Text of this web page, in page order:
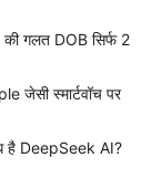
गलत DOB सिर्फ 2
जेसी स्मार्टवॉच पर
है DeepSeek AI?